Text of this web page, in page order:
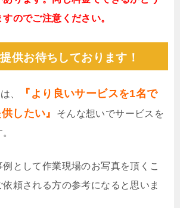
のでご注意ください。
供お待ちしております！
、
『より良いサービスを1名で
したい』
そんな想いでサービスを
として作業現場のお写真を頂くこ
頼される方の参考になると思いま